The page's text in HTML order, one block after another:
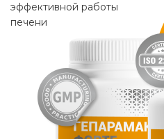
эффективной работы
печени